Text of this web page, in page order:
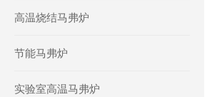
高温烧结马弗炉
节能马弗炉
实验室高温马弗炉